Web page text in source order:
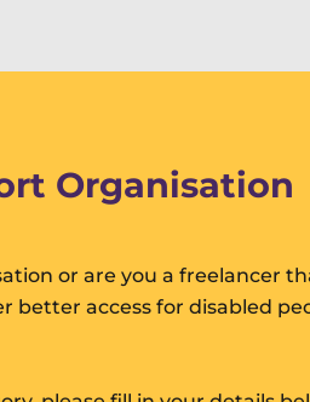
Organisation
or are you a freelancer
better access for disabled